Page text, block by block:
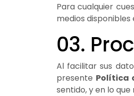
Para cualquier
medios disponibles
03.
Al facilitar sus
presente Política
sentido, y en lo